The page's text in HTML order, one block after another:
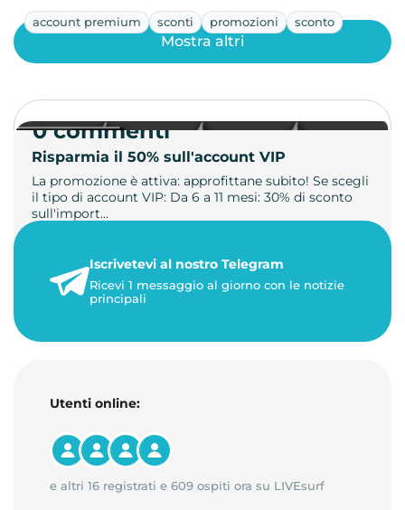
account premium sconti promozioni sconto
Risparmia il 50% sull'account VIP
La promozione è attiva: approfittane subito! Se scegli
il tipo di account VIP: Da 6 a 11 mesi: 30% di sconto
sull'import…
1 minuto di lettura
Mostra altri
0 commenti
Iscrivetevi al nostro Telegram
Ricevi 1 messaggio al giorno con le notizie
principali
Utenti online:
e altri 16 registrati e 609 ospiti ora su LIVEsurf